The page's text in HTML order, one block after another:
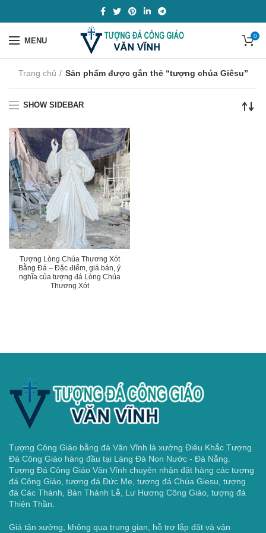
MENU 0
Trang chủ Sản phẩm được gắn thẻ “tượng chúa Giêsu”
SHOW SIDEBAR
Tượng Lòng Chúa Thương Xót
Bằng Đá – Đặc điểm, giá bán, ý
nghĩa của tượng đá Lòng Chúa
Thương Xót
Tượng Công Giáo bằng đá Văn Vĩnh là xưởng Điêu Khắc Tượng
Đá Công Giáo hàng đầu tại Làng Đá Non Nước - Đà Nẵng.
Tượng Đá Công Giáo Văn Vĩnh chuyên nhận đặt hàng các tượng
đá Công Giáo, tượng đá Đức Mẹ, tượng đá Chúa Giesu, tượng
đá Các Thánh, Bàn Thánh Lễ, Lư Hương Công Giáo, tượng đá
Thiên Thần.
Giá tận xưởng, không qua trung gian, hỗ trợ lắp đặt và vận